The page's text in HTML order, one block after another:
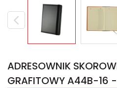
ADRESOWNIK
GRAFITOWY A44B-16